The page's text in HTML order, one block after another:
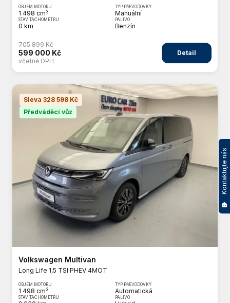
OBJEM MOTORU
1 498 cm3
TYP PŘEVODOVKY
Manuální
STAV TACHOMETRU
0 km
PALIVO
Benzín
705 899 Kč
599 000 Kč
včetně DPH
Detail
Sleva 328 598 Kč
Předváděcí vůz
Volkswagen Multivan
Long Life 1,5 TSI PHEV 4MOT
OBJEM MOTORU
1 498 cm3
TYP PŘEVODOVKY
Automatická
STAV TACHOMETRU PALIVO
Kontaktujte nás